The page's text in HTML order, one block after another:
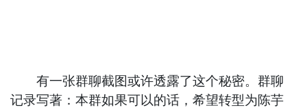
有一张群聊截图或许透露了这个秘密。群聊
记录写著：本群如果可以的话，希望转型为陈芋